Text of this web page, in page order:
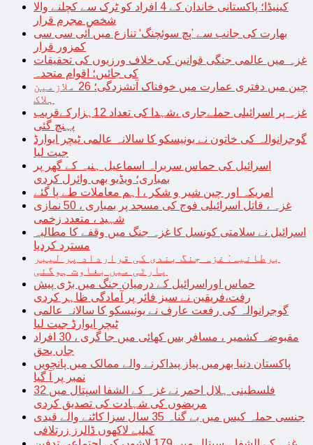
کینیڈا؛ پاکستانی خاندان کے 4 افراد کو ٹرک سے کچلنے والا
شخص مجرم قرار
بھارت کی جانب سے ’پچ سوئچنگ‘ تنازع میں آئی سی سی
کمزور قرار
غزہ میں عالمی جنگی قوانین کی خلاف ورزیوں کی تحقیقات
کی جائیں؛ اقوام متحدہ
چین میں دفتری عمارت میں خوفناک آتشزدگی؛ 26 ملازمین
ہلاک
غزہ پر اسرائیلی حملےجاری ،شہدا کی تعداد 12ہزارکےقریب
پہنچ گئی
گوجرانوالہ کی خاتون نے یونیسکو کا سالانہ عالمی ٹیچر ایوارڈ
جیت لیا
اسرائیل کی حماس سربراہ اسماعیل ہنیہ کے گھر پر
بمباری؛ ویڈیو بھی وائرل کردی
امریکہ اور چین شیر و شکر ، اہم معاملات طے پا گئے
غزہ ، قاتل اسرائیلی فوج کی مسجد پر بمباری ، 50 نمازی
شہید ، متعدد زخمی
اسرائیل نے سلامتی کونسل کا غزہ جنگ میں وقفے کا مطالبہ
مسترد کردیا
برطانیہ: غزہ جنگ بندی کی قرارداد پر لیبر
پارٹی میں بغاوت ہوگئی
حماس اوراسرائیل کے درمیان جنگ میں بڑی پیش
رفت،فریقین نے سیز فائر پر آمادگی ظاہر کردی
گوجرانوالہ کی رفعت عارف نے یونیسکو کا سالانہ عالمی
ٹیچر ایوارڈ جیت لیا
مقبوضہ کشمیر ، مسافر بس کھائی میں جا گری ، 30 افراد
جاں بحق
پاکستان دنیا بھرمیں پیاز پیداکرنے والے ممالک میں پانچویں
نمبر پر آ گیا
فلسطینی ہلال احمر نے غزہ کے الشفا اسپتال میں 32
مریضوں کی شہادت کی تصدیق کردی
جنسی حملہ کیس میں بے گناہ 35 سال سزا کاٹنے والے قیدی
کیلیے لاکھوں ڈالرز زرتلافی